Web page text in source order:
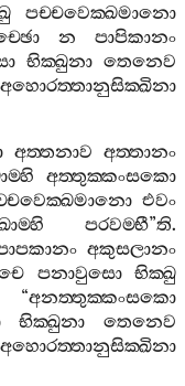
පච‍්චවෙක‍්ඛමානො
න
පාපිකානං
භික‍්ඛුනා තෙනෙව
අහොරත‍්තානුසික‍්ඛිනා
අත‍්තනාව අත‍්තානං
අත‍්තුක‍්කංසකො
එවං
පරවම‍්භී”ති.
අකුසලානං
පනාවුසො
භික‍්ඛු
“අනත‍්තුක‍්කංසකො
භික‍්ඛුනා
තෙනෙව
අහොරත‍්තානුසික‍්ඛිනා